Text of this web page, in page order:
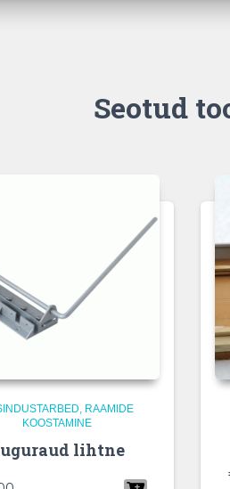
Seotud
RAAMIDE
KOOSTAMINE
lihtne